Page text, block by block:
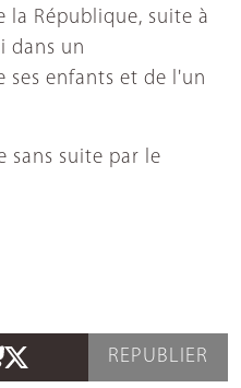
la République, suite à
dans un
enfants et de l'un
sans suite par le
REPUBLIER